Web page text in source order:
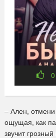
0
– Ален,
ощущая, как
звучит